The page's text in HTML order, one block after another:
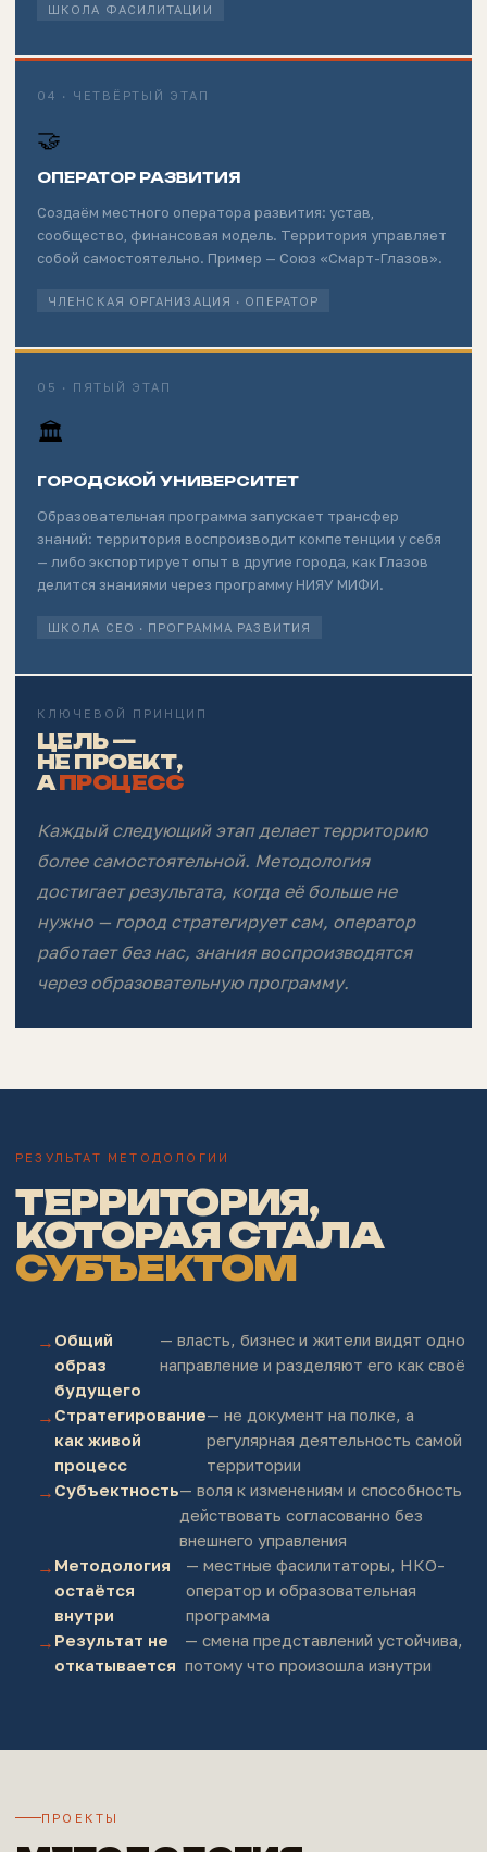
ШКОЛА ФАСИЛИТАЦИИ
04 · ЧЕТВЁРТЫЙ ЭТАП
🤝
ОПЕРАТОР РАЗВИТИЯ
Создаём местного оператора развития: устав,
сообщество, финансовая модель. Территория управляет
собой самостоятельно. Пример — Союз «Смарт-Глазов».
ЧЛЕНСКАЯ ОРГАНИЗАЦИЯ · ОПЕРАТОР
05 · ПЯТЫЙ ЭТАП
🏛
ГОРОДСКОЙ УНИВЕРСИТЕТ
Образовательная программа запускает трансфер
знаний: территория воспроизводит компетенции у себя
— либо экспортирует опыт в другие города, как Глазов
делится знаниями через программу НИЯУ МИФИ.
ШКОЛА CEO · ПРОГРАММА РАЗВИТИЯ
КЛЮЧЕВОЙ ПРИНЦИП
ЦЕЛЬ —
НЕ ПРОЕКТ,
АПРОЦЕСС
Каждый следующий этап делает территорию
более самостоятельной. Методология
достигает результата, когда её больше не
нужно — город стратегирует сам, оператор
работает без нас, знания воспроизводятся
через образовательную программу.
РЕЗУЛЬТАТ МЕТОДОЛОГИИ
ТЕРРИТОРИЯ,
КОТОРАЯ СТАЛА
СУБЪЕКТОМ
Общий
образ
будущего
— власть, бизнес и жители видят одно
направление и разделяют его как своё
Стратегирование
как живой
процесс
— не документ на полке, а
регулярная деятельность самой
территории
Субъектность— воля к изменениям и способность
действовать согласованно без
внешнего управления
Методология
остаётся
внутри
— местные фасилитаторы, НКО-
оператор и образовательная
программа
Результат не
откатывается
— смена представлений устойчива,
потому что произошла изнутри
ПРОЕКТЫ